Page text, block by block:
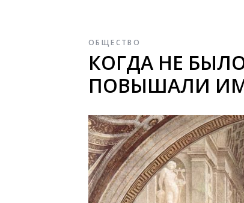
ОБЩЕСТВО
КОГДА НЕ
ПОВЫШАЛИ